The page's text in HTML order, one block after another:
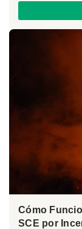
Cómo
SCE por